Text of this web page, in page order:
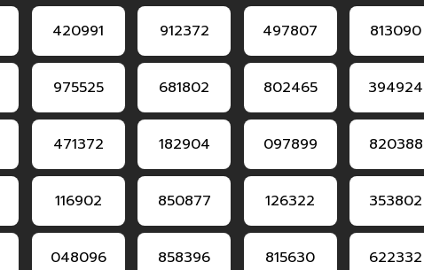
420991 912372 497807 813090
975525 681802 802465 394924
471372 182904 097899 820388
116902 850877 126322 353802
048096 858396 815630 622332